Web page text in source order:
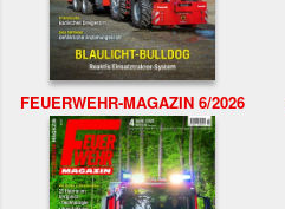
FEUERWEHR-MAGAZIN 6/2026